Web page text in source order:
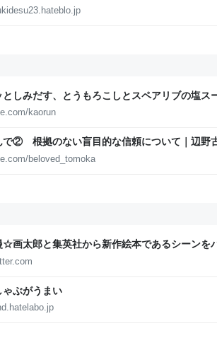
としみだす、とうもろこしとスペアリブの塩ス
kaorun
で② 根拠のない盲目的な信頼について｜辺野
beloved_tomoka
☆画太郎と集英社から新作絵本であるシーンを
承諾したら家宝レベルのとんでもないものが
ゃぶがうまい